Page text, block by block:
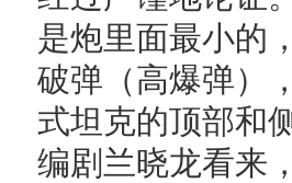
是炮里面最小的
破弹（高爆弹）
式坦克的顶部和
编剧兰晓龙看来